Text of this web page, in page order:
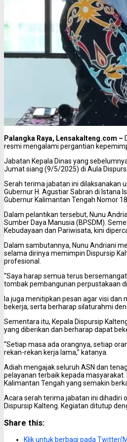
Palangka Raya, Lensakalteng.com –
resmi mengalami pergantian
Jabatan Kepala Dinas yang
Jumat siang (9/5/2025) di Aula
Serah terima jabatan ini dilaksanakan
Gubernur H. Agustiar Sabran di Istana
Gubernur Kalimantan Tengah Nomor
Dalam pelantikan tersebut, Nunu
Sumber Daya Manusia (BPSDM).
Kebudayaan dan Pariwisata, kini
Dalam sambutannya, Nunu Andriani
selama dirinya memimpin Dispursip
profesional.
“Saya harap semua terus
tombak pembangunan perpustakaan
Ia juga menitipkan pesan agar visi
bekerja, serta berharap silaturahmi
Sementara itu, Kepala Dispursip
yang diberikan dan berharap dapat
“Setiap masa ada orangnya, setiap
rekan-rekan kerja lama,” katanya.
Adiah mengajak seluruh ASN dan
pelayanan terbaik kepada
Kalimantan Tengah yang semakin
Acara serah terima jabatan ini dihadiri
Dispursip Kalteng. Kegiatan ditutup
Share this:
Klik untuk berbagi pada